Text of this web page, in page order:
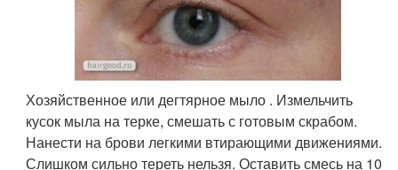
Хозяйственное или дегтярное мыло . Измельчить
кусок мыла на терке, смешать с готовым скрабом.
Нанести на брови легкими втирающими движениями.
Слишком сильно тереть нельзя. Оставить смесь на 10